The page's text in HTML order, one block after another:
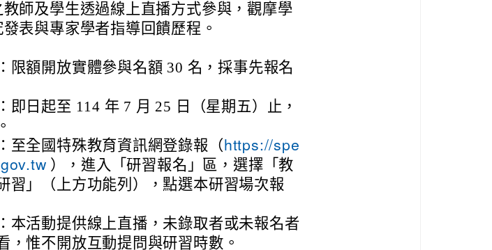
教師及學生透過線上直播方式參與，觀摩學
表與專家學者指導回饋歷程。
限額開放實體參與名額 30 名，採事先報名
即日起至 114 年 7 月 25 日（星期五）止，
至全國特殊教育資訊網登錄報（ https://spe
），進入「研習報名」區，選擇「教
習」（上方功能列），點選本研習場次報
本活動提供線上直播，未錄取者或未報名者
，惟不開放互動提問與研習時數。